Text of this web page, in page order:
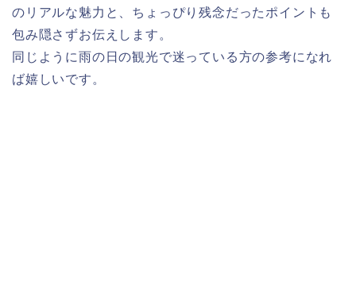
のリアルな魅力と、ちょっぴり残念だったポイントも
包み隠さずお伝えします。
同じように雨の日の観光で迷っている方の参考になれ
ば嬉しいです。